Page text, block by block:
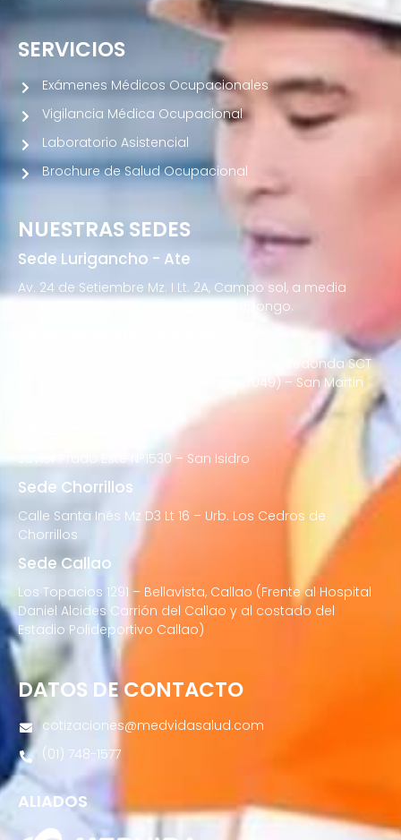
NUESTRAS SEDES
Sede Lurigancho - Ate
Av. 24 de Setiembre Mz. I Lt. 2A, Campo sol, a media
cuadra del Paradero Cabana, Carapongo.
Av. Francisco Bolognesi Nro. 101 Urb. Mesa Redonda SCT
02 (Esquina con Av. Gerardo Unger 7049) – San Martin
Javier Prado Este N°1530 – San Isidro
Sede Chorrillos
Calle Santa Inés Mz D3 Lt 16 – Urb. Los Cedros de
Chorrillos
Sede Callao
Los Topacios 1291 – Bellavista, Callao (Frente al Hospital
Daniel Alcides Carrión del Callao y al costado del
Estadio Polideportivo Callao)
SERVICIOS
Exámenes Médicos Ocupacionales
Vigilancia Médica Ocupacional
Laboratorio Asistencial
Brochure de Salud Ocupacional
DATOS DE CONTACTO
cotizaciones@medvidasalud.com
(01) 748-1577
ALIADOS